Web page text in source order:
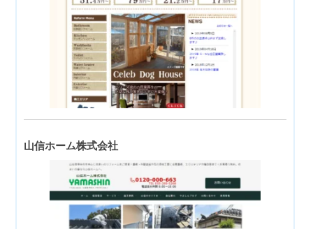
山信ホーム株式会社